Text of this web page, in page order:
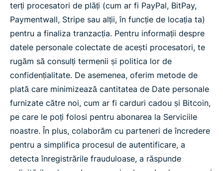
terți procesatori de plăți (cum ar fi PayPal, BitPay,
Paymentwall, Stripe sau alții, în funcție de locația ta)
pentru a finaliza tranzacția. Pentru informații despre
datele personale colectate de acești procesatori, te
rugăm să consulți termenii și politica lor de
confidențialitate. De asemenea, oferim metode de
plată care minimizează cantitatea de Date personale
furnizate către noi, cum ar fi carduri cadou și Bitcoin,
pe care le poți folosi pentru abonarea la Serviciile
noastre. În plus, colaborăm cu parteneri de încredere
pentru a simplifica procesul de autentificare, a
detecta înregistrările frauduloase, a răspunde